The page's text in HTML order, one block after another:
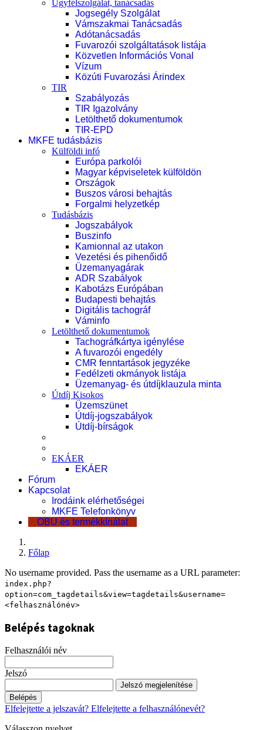
Ügyfélszolgálat, tanácsadás
Jogsegély Szolgálat
Vámszakmai Tanácsadás
Adótanácsadás
Fuvarozói szolgáltatások listája
Közvetlen Információs Vonal
Vízum
Közúti Fuvarozási Árindex
TIR
Szabályozás
TIR Igazolvány
Letölthető dokumentumok
TIR-EPD
MKFE tudásbázis
Külföldi infó
Európa parkolói
Magyar képviseletek külföldön
Országok
Buszos városi behajtás
Forgalmi helyzetkép
Tudásbázis
Jogszabályok
Buszinfo
Kamionnal az utakon
Vezetési és pihenőidő
Üzemanyagárak
ADR Szabályok
Kabotázs Európában
Budapesti behajtás
Digitális tachográf
Váminfo
Letölthető dokumentumok
Tachográfkártya igénylése
A fuvarozói engedély
CMR fenntartások jegyzéke
Fedélzeti okmányok listája
Üzemanyag- és útdíjklauzula minta
Útdíj Kisokos
Üzemszünet
Útdíj-jogszabályok
Útdíj-bírságok
EKÁER
EKÁER
Fórum
Kapcsolat
Irodáink elérhetőségei
MKFE Telefonkönyv
OBU és termékkínálat
Főlap
No username provided. Pass the username as a URL parameter:
index.php?
option=com_tagdetails&view=tagdetails&username=
<felhasználónév>
Belépés tagoknak
Felhasználói név
Jelszó
Jelszó megjelenítése
Belépés
Elfelejtette a jelszavát? Elfelejtette a felhasználónevét?